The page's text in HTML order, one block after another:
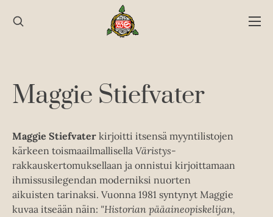
sisältöön
Maggie Stiefvater
Maggie Stiefvater kirjoitti itsensä myyntilistojen
kärkeen toismaailmallisella Väristys-
rakkauskertomuksellaan ja onnistui kirjoittamaan
ihmissusilegendan moderniksi nuorten
aikuisten tarinaksi. Vuonna 1981 syntynyt Maggie
kuvaa itseään näin: "Historian pääaineopiskelijan,